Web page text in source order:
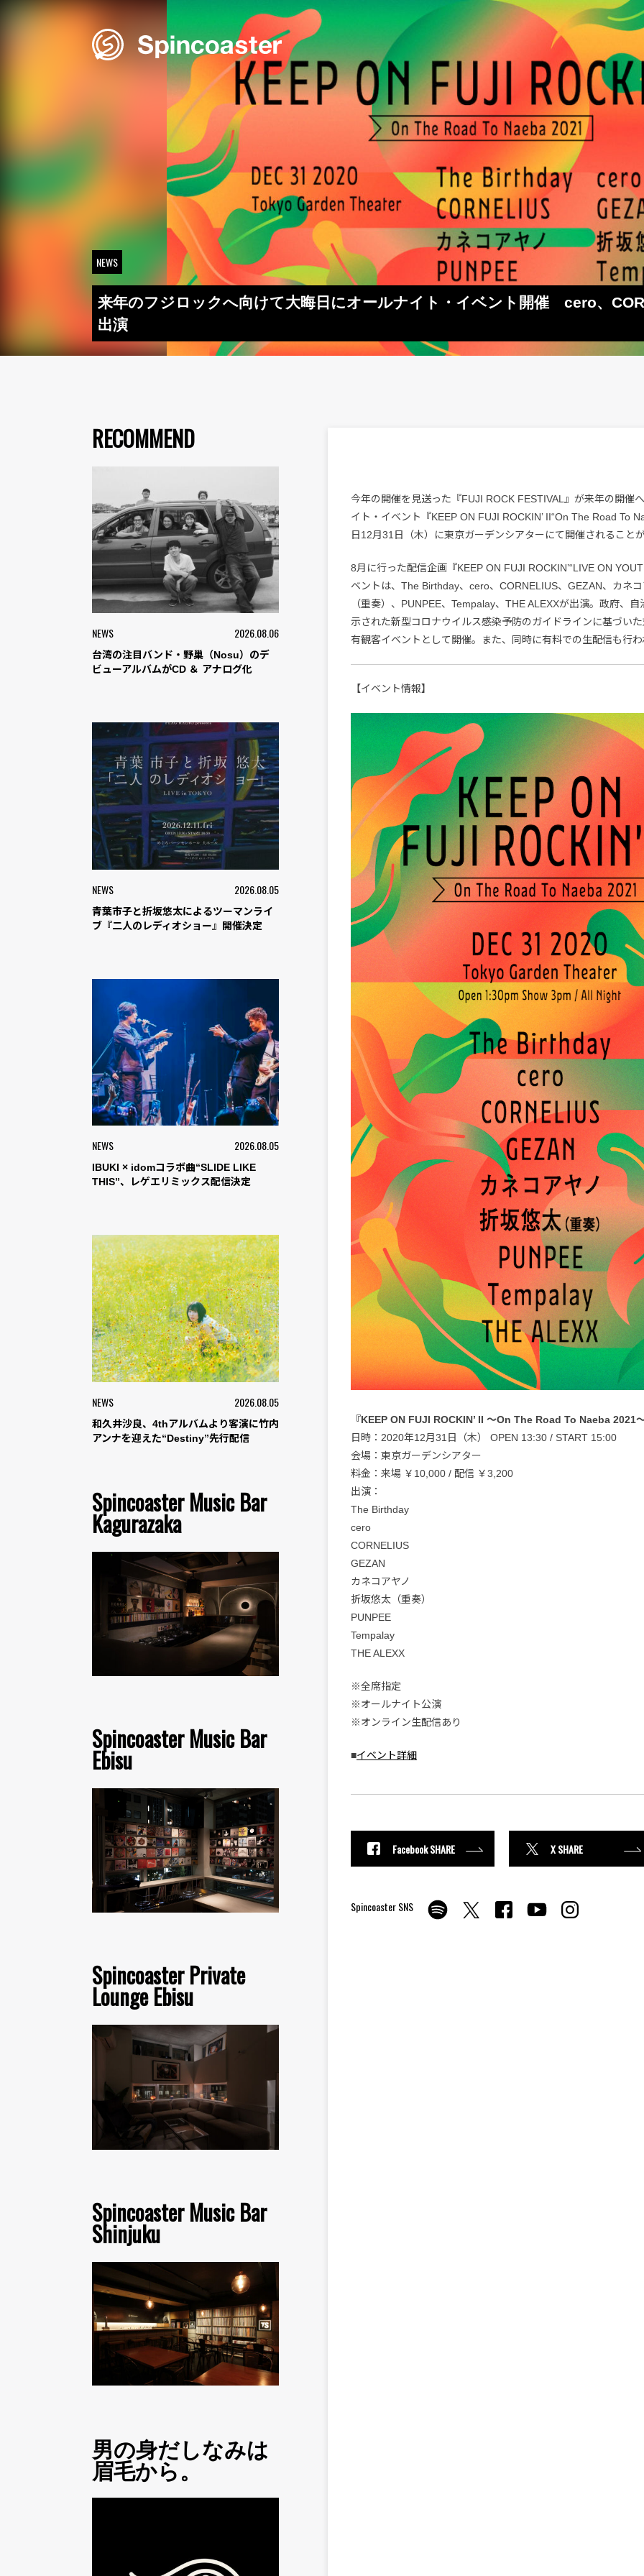
Skip
NEWS
来年のフジロックへ向けて大晦日にオールナイト・イベント開催 cero、
出演
RECOMMEND
NEWS 2026.08.06
台湾の注目バンド・野巢（Nosu）のデ
ビューアルバムがCD ＆ アナログ化
NEWS 2026.08.05
青葉市子と折坂悠太によるツーマンライ
ブ『二人のレディオショー』開催決定
NEWS 2026.08.05
IBUKI × idomコラボ曲“SLIDE LIKE
THIS”、レゲエリミックス配信決定
NEWS 2026.08.05
和久井沙良、4thアルバムより客演に竹内
アンナを迎えた“Destiny”先行配信
Spincoaster Music Bar
Kagurazaka
Spincoaster Music Bar
Ebisu
Spincoaster Private
Lounge Ebisu
Spincoaster Music Bar
Shinjuku
男の身だしなみは
眉毛から。
今年の開催を見送った『FUJI ROCK FESTIVAL』が来年の開催
イト・イベント『KEEP ON FUJI ROCKIN’ II“On The Road To
日12月31日（木）に東京ガーデンシアターにて開催されること
8月に行った配信企画『KEEP ON FUJI ROCKIN’“LIVE ON
ベントは、The Birthday、cero、CORNELIUS、GEZAN、カネ
（重奏）、PUNPEE、Tempalay、THE ALEXXが出演。政府、
示された新型コロナウイルス感染予防のガイドラインに基づい
有観客イベントとして開催。また、同時に有料での生配信も行
【イベント情報】
『KEEP ON FUJI ROCKIN’ II ～On The Road To Naeba 2021
日時：2020年12月31日（木） OPEN 13:30 / START 15:00
会場：東京ガーデンシアター
料金：来場 ￥10,000 / 配信 ￥3,200
出演：
The Birthday
cero
CORNELIUS
GEZAN
カネコアヤノ
折坂悠太（重奏）
PUNPEE
Tempalay
THE ALEXX
※全席指定
※オールナイト公演
※オンライン生配信あり
■イベント詳細
Facebook SHARE X SHARE
Spincoaster SNS